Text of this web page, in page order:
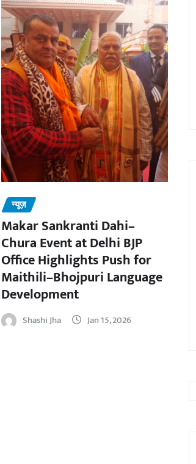
न्यूज़
Makar Sankranti Dahi–
Chura Event at Delhi BJP
Office Highlights Push for
Maithili–Bhojpuri Language
Development
Shashi Jha Jan 15, 2026